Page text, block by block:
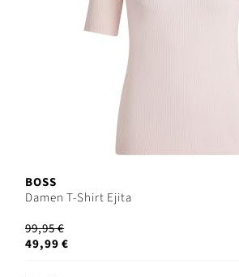
BOSS
Damen T-Shirt Ejita
99,95 €
49,99 €